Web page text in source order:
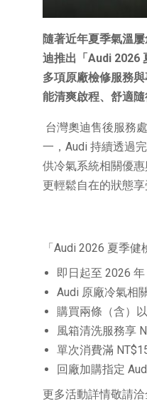
隨著近年夏季氣溫
迪推出「Audi 2026
多項原廠檢修服務
能清爽啟程、舒適隨
台灣奧迪售後服務
一，Audi 持續透過
供冷氣系統相關優
更輕鬆自在的狀態享
「Audi 2026 夏季
即日起至 2026
Audi 原廠冷氣相
購買兩條（含）
風箱清洗服務享
單次消費滿
回廠加購指定
更多活動詳情敬請洽